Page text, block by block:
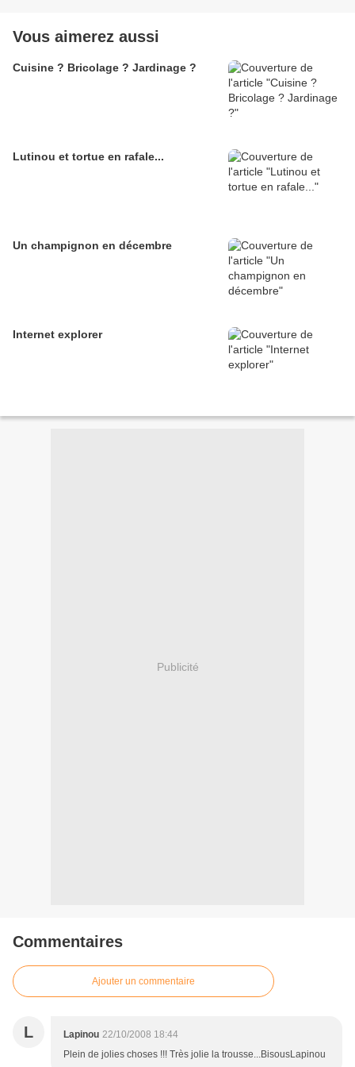
Vous aimerez aussi
Cuisine ? Bricolage ? Jardinage ?
Lutinou et tortue en rafale...
Un champignon en décembre
Internet explorer
Publicité
Commentaires
Ajouter un commentaire
L Lapinou 22/10/2008 18:44
Plein de jolies choses !!! Très jolie la trousse...BisousLapinou